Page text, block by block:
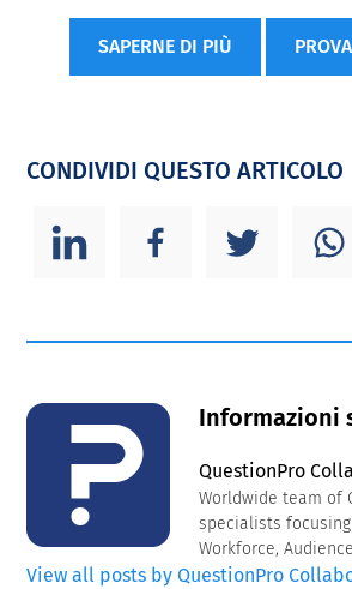
SAPERNE DI PIÙ
CONDIVIDI QUESTO ARTICOLO
Informazioni
QuestionPro
Worldwide team of
specialists focusing
Workforce,
View all posts by QuestionPro